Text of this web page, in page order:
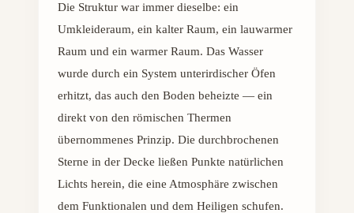
Die Struktur war immer dieselbe: ein
Umkleideraum, ein kalter Raum, ein lauwarmer
Raum und ein warmer Raum. Das Wasser
wurde durch ein System unterirdischer Öfen
erhitzt, das auch den Boden beheizte — ein
direkt von den römischen Thermen
übernommenes Prinzip. Die durchbrochenen
Sterne in der Decke ließen Punkte natürlichen
Lichts herein, die eine Atmosphäre zwischen
dem Funktionalen und dem Heiligen schufen.